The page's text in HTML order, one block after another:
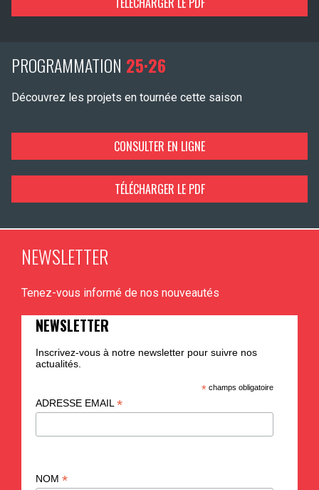
PROGRAMMATION 25·26
Découvrez les projets en tournée cette saison
CONSULTER EN LIGNE
TÉLÉCHARGER LE PDF
NEWSLETTER
Tenez-vous informé de nos nouveautés
NEWSLETTER
Inscrivez-vous à notre newsletter pour suivre nos
actualités.
* champs obligatoire
ADRESSE EMAIL *
NOM *